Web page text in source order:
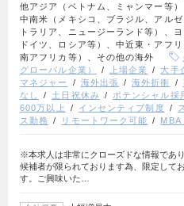
他アジア（ベトナム、ミャンマー等
中南米（メキシコ、ブラジル、アル
トラリア、ニュージーランド等）、
ドイツ、ロシア等）、中近東・アフ
南アフリカ等）、その他の海外
グローバル企業）
上場企業 大手
マネジャー
海外出張 海外折衝
なし
土日祝休み ポテンシャル採
600万以上
インセンティブ制度
ス勤務
リモートワーク可能 MBA
※本求人は非常にクローズドな情報であ
候補者が限られております為、限定して
す。ご興味いた…